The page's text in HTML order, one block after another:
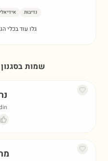
נדיבות
גלו עוד בכלי
שמות